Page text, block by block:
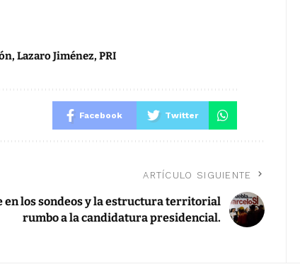
,Lazaro Jiménez,PRI
Facebook Twitter
ARTÍCULO SIGUIENTE
en los sondeos y la estructura territorial
rumbo a la candidatura presidencial.